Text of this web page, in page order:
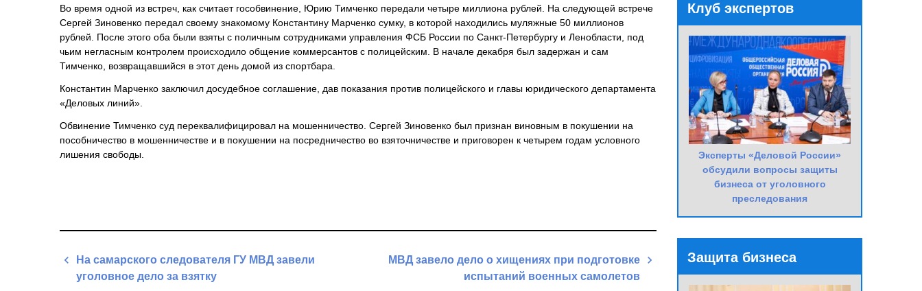
Во время одной из встреч, как считает гособвинение, Юрию Тимченко передали четыре миллиона рублей. На следующей встрече
Сергей Зиновенко передал своему знакомому Константину Марченко сумку, в которой находились муляжные 50 миллионов
рублей. После этого оба были взяты с поличным сотрудниками управления ФСБ России по Санкт-Петербургу и Ленобласти, под
чьим негласным контролем происходило общение коммерсантов с полицейским. В начале декабря был задержан и сам
Тимченко, возвращавшийся в этот день домой из спортбара.
Константин Марченко заключил досудебное соглашение, дав показания против полицейского и главы юридического департамента
«Деловых линий».
Обвинение Тимченко суд переквалифицировал на мошенничество. Сергей Зиновенко был признан виновным в покушении на
пособничество в мошенничестве и в покушении на посредничество во взяточничестве и приговорен к четырем годам условного
лишения свободы.
Навигация
по
На самарского следователя ГУ МВД завели
уголовное дело за взятку
МВД завело дело о хищениях при подготовке
испытаний военных самолетов
Клуб экспертов
Эксперты «Деловой России»
обсудили вопросы защиты
бизнеса от уголовного
преследования
Защита бизнеса